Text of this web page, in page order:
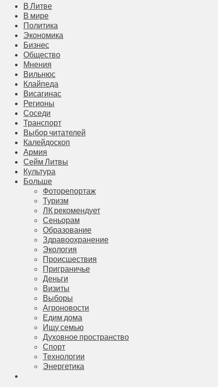
В Литве
В мире
Политика
Экономика
Бизнес
Общество
Мнения
Вильнюс
Клайпеда
Висагинас
Регионы
Соседи
Транспорт
Выбор читателей
Калейдоскоп
Армия
Сейм Литвы
Культура
Больше
Фоторепортаж
Туризм
ЛК рекомендует
Сеньорам
Образование
Здравоохранение
Экология
Происшествия
Приграничье
Деньги
Визиты
Выборы
Агроновости
Едим дома
Ищу семью
Духовное пространство
Спорт
Технологии
Энергетика